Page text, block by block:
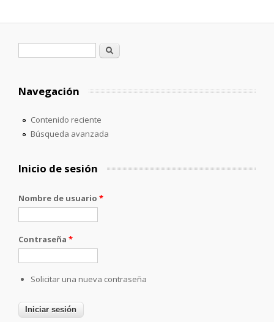
Formulario de búsqueda
Buscar
Navegación
Contenido reciente
Búsqueda avanzada
Inicio de sesión
Nombre de usuario *
Contraseña *
Solicitar una nueva contraseña